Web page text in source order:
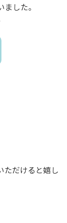
した。
ただけると嬉し